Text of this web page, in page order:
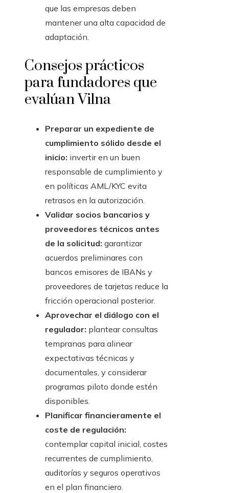
que las empresas deben
mantener una alta capacidad de
adaptación.
Consejos prácticos
para fundadores que
evalúan Vilna
Preparar un expediente de
cumplimiento sólido desde el
inicio: invertir en un buen
responsable de cumplimiento y
en políticas AML/KYC evita
retrasos en la autorización.
Validar socios bancarios y
proveedores técnicos antes
de la solicitud: garantizar
acuerdos preliminares con
bancos emisores de IBANs y
proveedores de tarjetas reduce la
fricción operacional posterior.
Aprovechar el diálogo con el
regulador: plantear consultas
tempranas para alinear
expectativas técnicas y
documentales, y considerar
programas piloto donde estén
disponibles.
Planificar financieramente el
coste de regulación:
contemplar capital inicial, costes
recurrentes de cumplimiento,
auditorías y seguros operativos
en el plan financiero.